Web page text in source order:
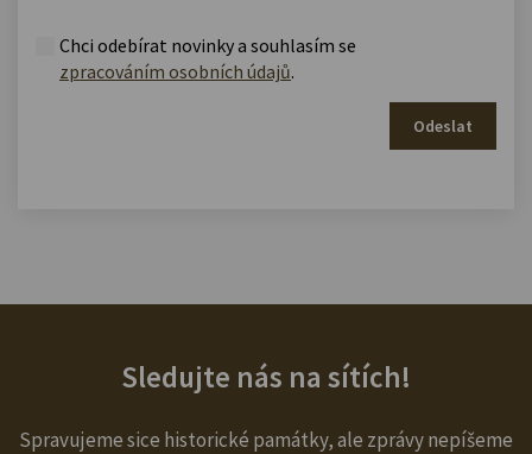
Chci odebírat novinky a souhlasím se
zpracováním osobních údajů.
Odeslat
Sledujte nás na sítích!
Spravujeme sice historické památky, ale zprávy nepíšeme